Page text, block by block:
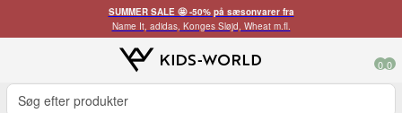
SUMMER SALE 🤩 -50% på sæsonvarer fra
Name It, adidas, Konges Sløjd, Wheat m.fl.
0 0